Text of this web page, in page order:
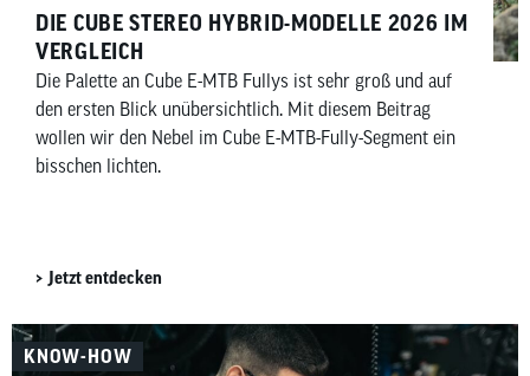
DIE CUBE STEREO HYBRID-MODELLE 2026 IM
VERGLEICH
Die Palette an Cube E-MTB Fullys ist sehr groß und auf
den ersten Blick unübersichtlich. Mit diesem Beitrag
wollen wir den Nebel im Cube E-MTB-Fully-Segment ein
bisschen lichten.
Jetzt entdecken
KNOW-HOW